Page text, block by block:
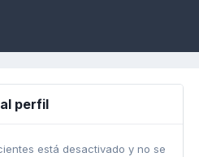
perfil
está desactivado y no se